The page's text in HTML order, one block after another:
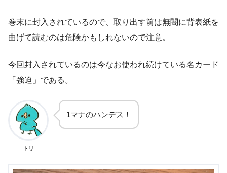
巻末に封入されているので、取り出す前は無闇に背表紙を
曲げて読むのは危険かもしれないので注意。
今回封入されているのは今なお使われ続けている名カード
「強迫」である。
トリ
1マナのハンデス！